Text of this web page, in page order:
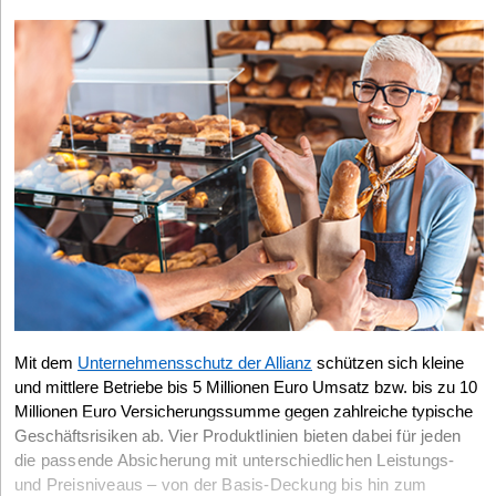
und Bonn.
Als Werbekauffrau weiß Laura Faltz, was ankommt. Die 30-Jährige
ist Geschäftsführerin der ecomoebel GmbH. Das Unternehmen ­
vertreibt individuell gestaltete Möbel, die ganz pder teilweise aus
Altmöbeln produziert werden. Die alten Stücke werden sogar auf
Schadstoffe getestet, bevor sie nach Wunsch „aufgemöbelt“
werden.
Jeder Kunde erhält sein ganz persönliches Möbel, das
gesundheitlich unbedenklich ist. Bestätigt wird das mit dem
ecomoebel-Zertifikat. Aus Betten werden Bänke, aus Fenstern
Vitrinen, oder es wird Schränken einfach ein neuer Anstrich
verpasst. Seit August 2003 ist ecomoebel als Marke registriert und
geschützt. Nur die Dortmunder Firma und die mit Lizenzen
ausgestatteten Partner dürfen das Möbel-Zeichen benutzen. Der
Wert der Firma ist damit bis heute weiter gestiegen.
Mit dem Unternehmensschutz der Allianz schützen sich kleine
und mittlere Betriebe bis 5 Millionen Euro Umsatz bzw. bis zu 10
Millionen Euro Versicherungssumme gegen zahlreiche typische
Geschäftsrisiken ab. Vier Produktlinien bieten dabei für jeden
die passende Absicherung mit unterschiedlichen Leistungs-
und Preisniveaus – von der Basis-Deckung bis hin zum